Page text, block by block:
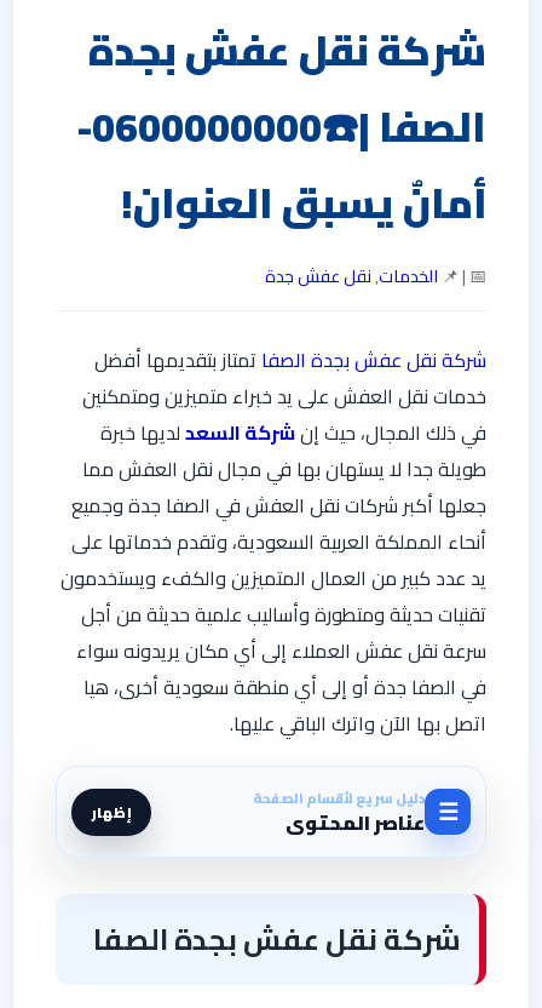
شركة نقل عفش بجدة
الصفا |☎️0600000000-
أمانٌ يسبق العنوان!
📅 | 📌 الخدمات,نقل عفش جدة
شركة نقل عفش بجدة الصفا تمتاز بتقديمها أفضل
خدمات نقل العفش على يد خبراء متميزين ومتمكنين
في ذلك المجال، حيث إنشركة السعدلديها خبرة
طويلة جدا لا يستهان بها في مجال نقل العفش مما
جعلها أكبر شركات نقل العفش في الصفا جدة وجميع
أنحاء المملكة العربية السعودية، وتقدم خدماتها على
يد عدد كبير من العمال المتميزين والكفء ويستخدمون
تقنيات حديثة ومتطورة وأساليب علمية حديثة من أجل
سرعة نقل عفش العملاء إلى أي مكان يريدونه سواء
في الصفا جدة أو إلى أي منطقة سعودية أخرى، هيا
اتصل بها الآن واترك الباقي عليها.
☰ دليل سريع لأقسام الصفحة
عناصر المحتوى إظهار
شركة نقل عفش بجدة الصفا